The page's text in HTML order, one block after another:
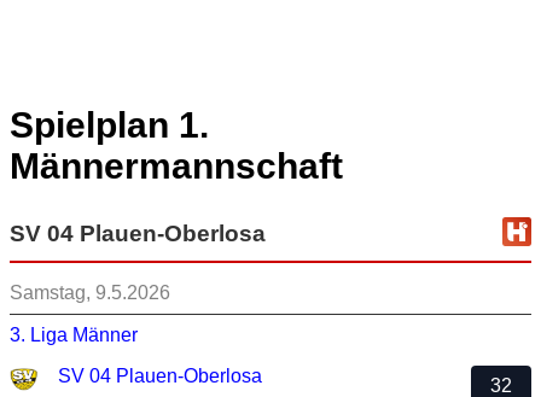
Spielplan 1.
Männermannschaft
SV 04 Plauen-Oberlosa
Samstag, 9.5.2026
3. Liga Männer
SV 04 Plauen-Oberlosa
32